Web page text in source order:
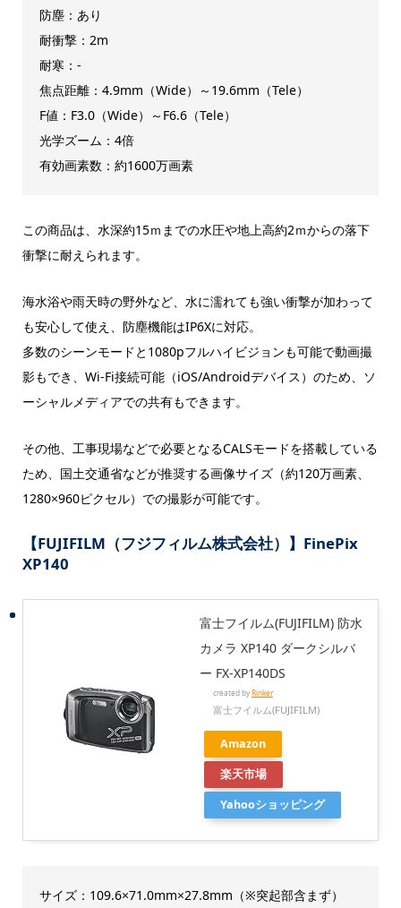
防塵：あり
耐衝撃：2m
耐寒：-
焦点距離：4.9mm（Wide）～19.6mm（Tele）
F値：F3.0（Wide）～F6.6（Tele）
光学ズーム：4倍
有効画素数：約1600万画素
この商品は、水深約15ｍまでの水圧や地上高約2ｍからの落下
衝撃に耐えられます。
海水浴や雨天時の野外など、水に濡れても強い衝撃が加わって
も安心して使え、防塵機能はIP6Xに対応。
多数のシーンモードと1080pフルハイビジョンも可能で動画撮
影もでき、Wi-Fi接続可能（iOS/Androidデバイス）のため、ソ
ーシャルメディアでの共有もできます。
その他、工事現場などで必要となるCALSモードを搭載している
ため、国土交通省などが推奨する画像サイズ（約120万画素、
1280×960ピクセル）での撮影が可能です。
【FUJIFILM（フジフィルム株式会社）】FinePix
XP140
富士フイルム(FUJIFILM) 防水
カメラ XP140 ダークシルバ
ー FX-XP140DS
created byRinker
富士フイルム(FUJIFILM)
Amazon
楽天市場
Yahooショッピング
サイズ：109.6×71.0mm×27.8mm（※突起部含まず）